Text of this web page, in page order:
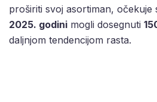
proširiti svoj asortiman, očekuje
2025. godini mogli dosegnuti
daljnjom tendencijom rasta.